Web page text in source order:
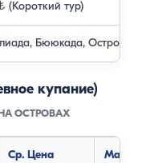
(Короткий тур)
Бююкада, Остров
купание)
ОСТРОВАХ
Ср. Цена Макс.